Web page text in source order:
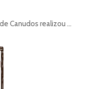
Canudos realizou ...